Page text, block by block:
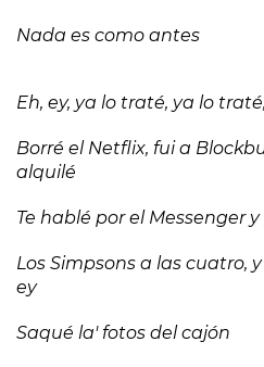
Nada es como antes
Eh, ey, ya lo traté, ya lo
Borré el Netflix, fui a
alquilé
Te hablé por el Messenger
Los Simpsons a las cuatro,
ey
Saqué la' fotos del cajón